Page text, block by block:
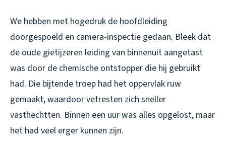
We hebben met hogedruk de hoofdleiding
doorgespoeld en camera-inspectie gedaan. Bleek dat
de oude gietijzeren leiding van binnenuit aangetast
was door de chemische ontstopper die hij gebruikt
had. Die bijtende troep had het oppervlak ruw
gemaakt, waardoor vetresten zich sneller
vasthechtten. Binnen een uur was alles opgelost, maar
het had veel erger kunnen zijn.